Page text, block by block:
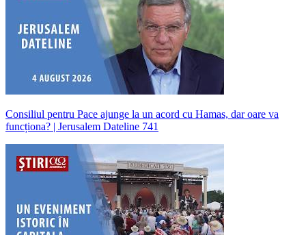
Consiliul pentru Pace ajunge la un acord cu Hamas, dar oare va
funcționa? | Jerusalem Dateline 741